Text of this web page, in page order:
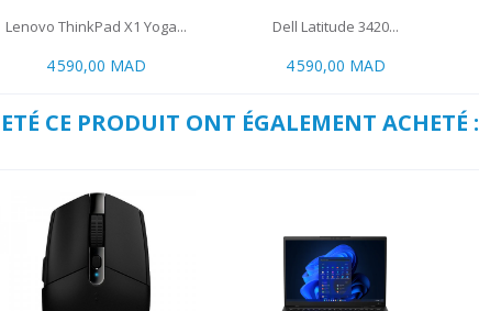
Lenovo ThinkPad X1 Yoga...
4 590,00 MAD
Dell Latitude 3420...
4 590,00 MAD
CE PRODUIT ONT ÉGALEMENT ACHETÉ :